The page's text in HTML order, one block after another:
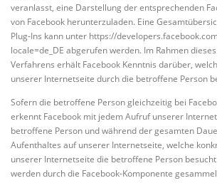
veranlasst, eine Darstellung der entsprechenden
von Facebook herunterzuladen. Eine
Plug-Ins kann unter https://
locale=de_DE abgerufen werden. Im Rahmen
Verfahrens erhält Facebook Kenntnis darüber,
unserer Internetseite durch die betroffene Person
Sofern die betroffene Person gleichzeitig bei
erkennt Facebook mit jedem Aufruf unserer
betroffene Person und während der gesamten
Aufenthaltes auf unserer Internetseite, welche
unserer Internetseite die betroffene Person
werden durch die Facebook-Komponente